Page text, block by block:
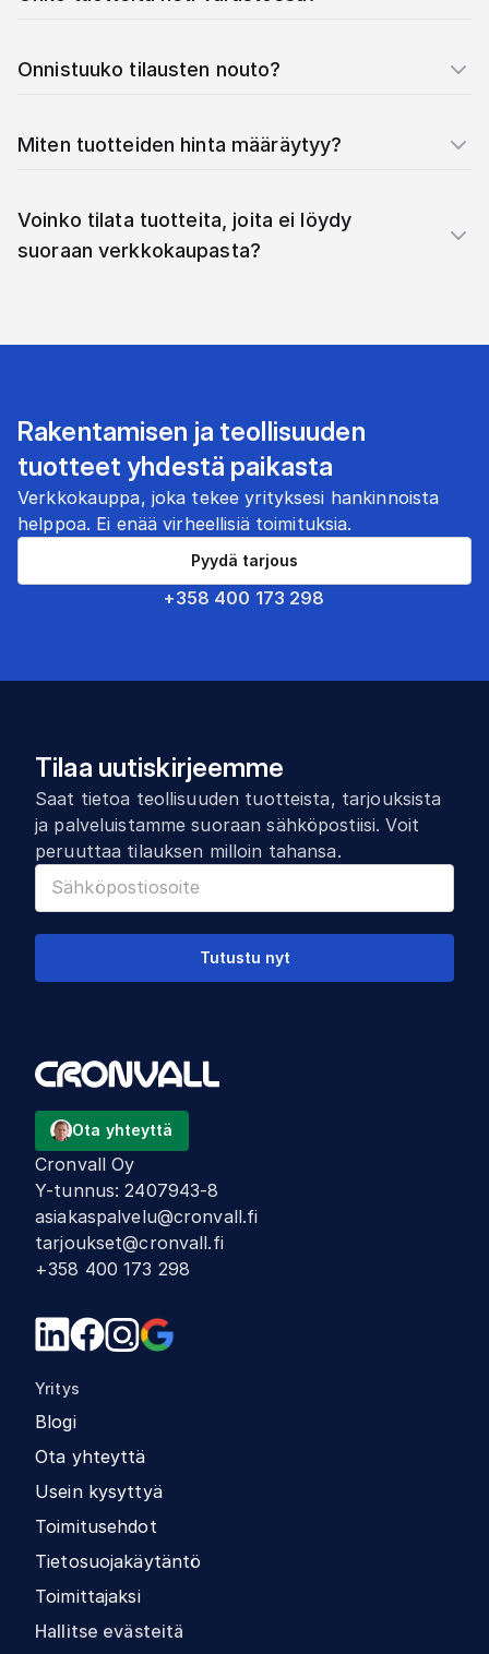
Onnistuuko tilausten nouto?
Miten tuotteiden hinta määräytyy?
Voinko tilata tuotteita, joita ei löydy
suoraan verkkokaupasta?
Rakentamisen ja teollisuuden
tuotteet yhdestä paikasta
Verkkokauppa, joka tekee yrityksesi hankinnoista
helppoa. Ei enää virheellisiä toimituksia.
+358 400 173 298
Pyydä tarjous
Tilaa uutiskirjeemme
Saat tietoa teollisuuden tuotteista, tarjouksista
ja palveluistamme suoraan sähköpostiisi. Voit
peruuttaa tilauksen milloin tahansa.
Tutustu nyt
Ota yhteyttä
Cronvall Oy
Y-tunnus:2407943-8
asiakaspalvelu@cronvall.fi
tarjoukset@cronvall.fi
+358 400 173 298
Yritys
Blogi
Ota yhteyttä
Usein kysyttyä
Toimitusehdot
Tietosuojakäytäntö
Toimittajaksi
Hallitse evästeitä